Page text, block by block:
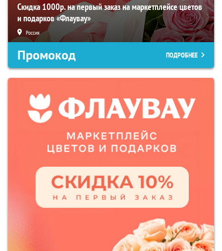
Скидка 1000р. на первый заказ на маркетплейсе цветов
и подарков «Флаувау»
Россия
Промокод ПОДРОБНЕЕ